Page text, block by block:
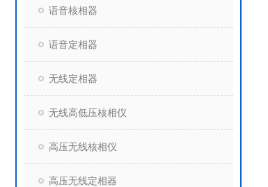
语音核相器
语音定相器
无线定相器
无线高低压核相仪
高压无线核相仪
高压无线定相器